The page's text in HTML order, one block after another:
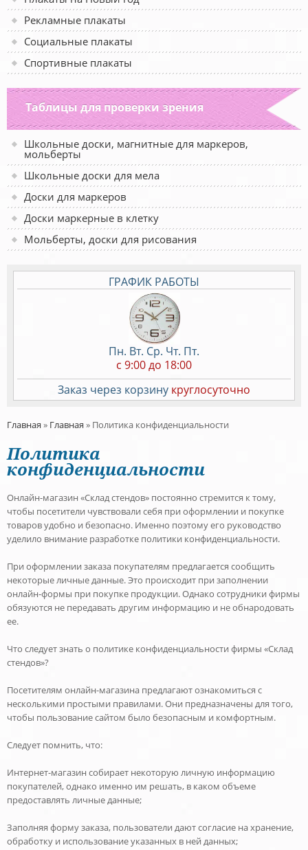
Рекламные плакаты
Социальные плакаты
Спортивные плакаты
Таблицы для проверки зрения
Школьные доски, магнитные для маркеров,
мольберты
Школьные доски для мела
Доски для маркеров
Доски маркерные в клетку
Мольберты, доски для рисования
ГРАФИК РАБОТЫ
Пн. Вт. Ср. Чт. Пт.
c 9:00 до 18:00
Заказ через корзину круглосуточно
Главная » Главная » Политика конфиденциальности
Политика
конфиденциальности
Онлайн-магазин «Склад стендов» постоянно стремится к тому,
чтобы посетители чувствовали себя при оформлении и покупке
товаров удобно и безопасно. Именно поэтому его руководство
уделило внимание разработке политики конфиденциальности.
При оформлении заказа покупателям предлагается сообщить
некоторые личные данные. Это происходит при заполнении
онлайн-формы при покупке продукции. Однако сотрудники фирмы
обязуются не передавать другим информацию и не обнародовать
ее.
Что следует знать о политике конфиденциальности фирмы «Склад
стендов»?
Посетителям онлайн-магазина предлагают ознакомиться с
несколькими простыми правилами. Они предназначены для того,
чтобы пользование сайтом было безопасным и комфортным.
Следует помнить, что:
Интернет-магазин собирает некоторую личную информацию
покупателей, однако именно им решать, в каком объеме
предоставлять личные данные;
Заполняя форму заказа, пользователи дают согласие на хранение,
обработку и использование указанных в ней данных;